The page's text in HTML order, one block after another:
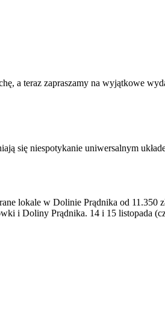
a teraz zapraszamy na wyjątkowe
się niespotykanie uniwersalnym
lokale w Dolinie Prądnika od 11.350
i Doliny Prądnika. 14 i 15 listopada